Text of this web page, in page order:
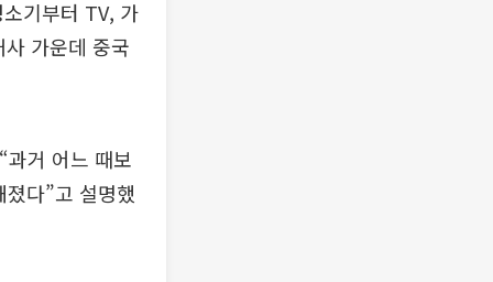
기부터 TV, 가
가운데 중국
과거 어느 때보
다”고 설명했